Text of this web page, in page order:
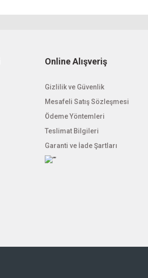
Online Alışveriş
Gizlilik ve Güvenlik
Mesafeli Satış Sözleşmesi
Ödeme Yöntemleri
Teslimat Bilgileri
Garanti ve İade Şartları